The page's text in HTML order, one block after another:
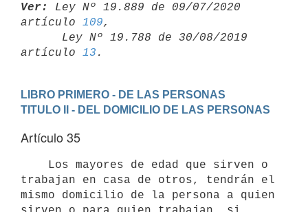
Ver:
Ley Nº 19.889 de 09/07/2020
artículo 109,
artículo 13
LIBRO PRIMERO - DE LAS PERSONAS
TITULO II - DEL DOMICILIO DE LAS PERSONAS
Artículo 35
trabajan en casa de otros, tendrán el
mismo domicilio de la persona a quien